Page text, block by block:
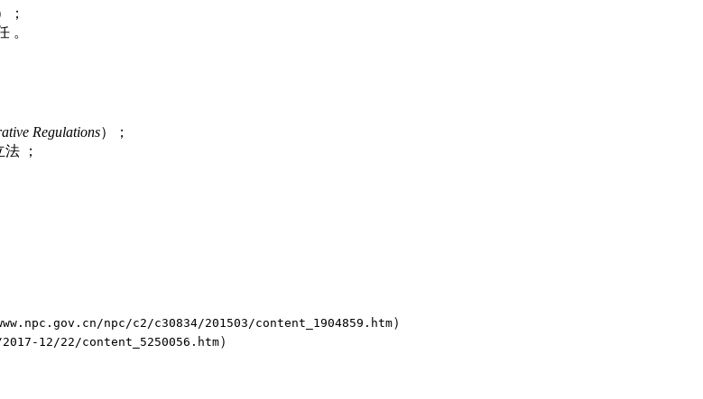
；
。
Regulations）；
；
npc/c2/c30834/201503/content_1904859.htm）
12/22/content_5250056.htm）